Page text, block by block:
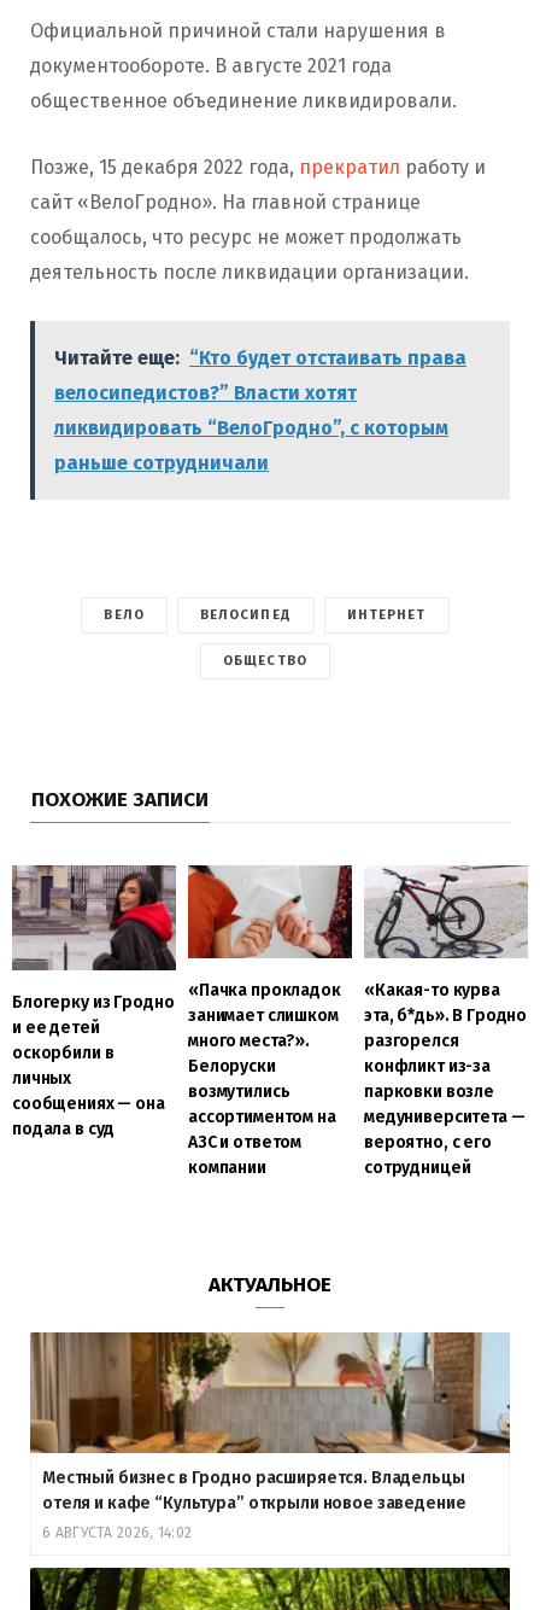
Официальной причиной стали нарушения в
документообороте. В августе 2021 года
общественное объединение ликвидировали.
Позже, 15 декабря 2022 года, прекратил работу и
сайт «ВелоГродно». На главной странице
сообщалось, что ресурс не может продолжать
деятельность после ликвидации организации.
Читайте еще: “Кто будет отстаивать права
велосипедистов?” Власти хотят
ликвидировать “ВелоГродно”, с которым
раньше сотрудничали
ВЕЛО ВЕЛОСИПЕД ИНТЕРНЕТ
ОБЩЕСТВО
ПОХОЖИЕ ЗАПИСИ
Блогерку из Гродно
и ее детей
оскорбили в
личных
сообщениях — она
подала в суд
«Пачка прокладок
занимает слишком
много места?».
Белоруски
возмутились
ассортиментом на
АЗС и ответом
компании
«Какая-то курва
эта, б*дь». В Гродно
разгорелся
конфликт из-за
парковки возле
медуниверситета —
вероятно, с его
сотрудницей
АКТУАЛЬНОЕ
Местный бизнес в Гродно расширяется. Владельцы
отеля и кафе “Культура” открыли новое заведение
6 АВГУСТА 2026, 14:02